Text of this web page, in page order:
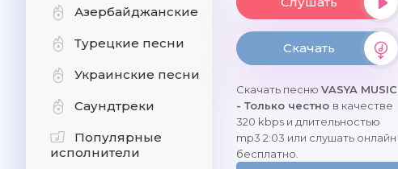
Азербайджанские
Турецкие песни
Украинские песни
Саундтреки
Популярные
исполнители
Скачать
Скачать песню VASYA MUSIC
- Только честно в качестве
320 kbps и длительностью
mp3 2:03 или слушать онлайн
бесплатно.